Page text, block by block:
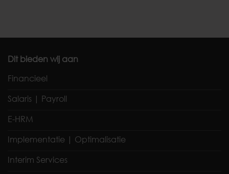
Dit bieden wij aan
Financieel
Salaris | Payroll
E-HRM
Implementatie | Optimalisatie
Interim Services